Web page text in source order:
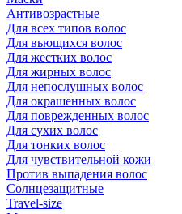
Антивозрастные
Для всех типов волос
Для вьющихся волос
Для жестких волос
Для жирных волос
Для непослушных волос
Для окрашенных волос
Для поврежденных волос
Для сухих волос
Для тонких волос
Для чувствительной кожи
Против выпадения волос
Солнцезащитные
Travel-size